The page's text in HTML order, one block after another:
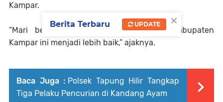
Kampar.
“Mari bersama-sama kita membangun Kabupaten
Kampar ini menjadi lebih baik,” ajaknya.
Baca Juga : Polsek Tapung Hilir Tangkap
Tiga Pelaku Pencurian di Kandang Ayam
×
Berita Terbaru UPDATE